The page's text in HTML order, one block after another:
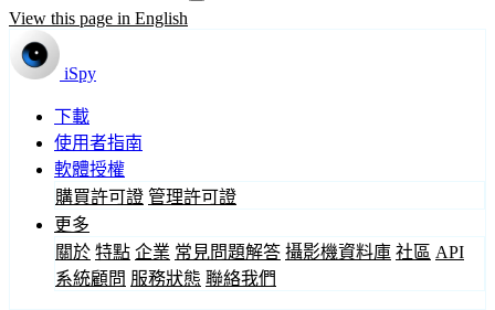
View this page in English
iSpy
下載
使用者指南
軟體授權
購買許可證 管理許可證
更多
關於 特點 企業 常見問題解答 攝影機資料庫 社區 API
系統顧問 服務狀態 聯絡我們